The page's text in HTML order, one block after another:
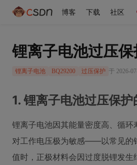
博客 下载 社区
锂离子电池过压
锂离子电池 BQ29200 过压保护 于 2026-
1. 锂离子电池过压保
锂离子电池因其能量密度高、循
对工作电压极为敏感——以常见的
值时，正极材料会因过度脱锂发